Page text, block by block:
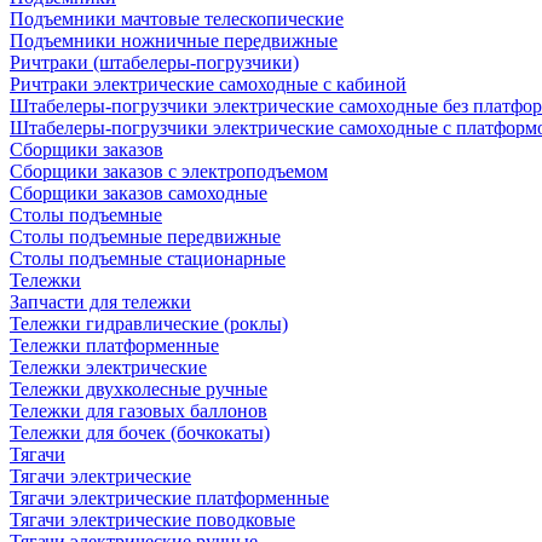
Подъемники мачтовые телескопические
Подъемники ножничные передвижные
Ричтраки (штабелеры-погрузчики)
Ричтраки электрические самоходные с кабиной
Штабелеры-погрузчики электрические самоходные без
Штабелеры-погрузчики электрические самоходные с
Сборщики заказов
Сборщики заказов с электроподъемом
Сборщики заказов самоходные
Столы подъемные
Столы подъемные передвижные
Столы подъемные стационарные
Тележки
Запчасти для тележки
Тележки гидравлические (роклы)
Тележки платформенные
Тележки электрические
Тележки двухколесные ручные
Тележки для газовых баллонов
Тележки для бочек (бочкокаты)
Тягачи
Тягачи электрические
Тягачи электрические платформенные
Тягачи электрические поводковые